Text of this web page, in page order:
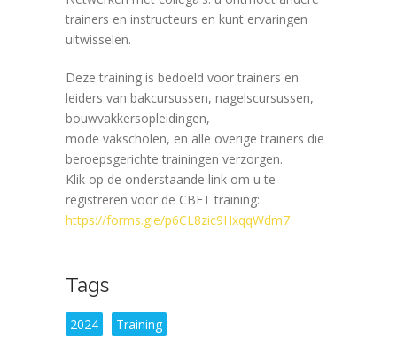
trainers en instructeurs en kunt ervaringen
uitwisselen.
Deze training is bedoeld voor trainers en
leiders van bakcursussen, nagelscursussen,
bouwvakkersopleidingen,
mode vakscholen, en alle overige trainers die
beroepsgerichte trainingen verzorgen.
Klik op de onderstaande link om u te
registreren voor de CBET training:
https://forms.gle/p6CL8zic9HxqqWdm7
Tags
2024 Training